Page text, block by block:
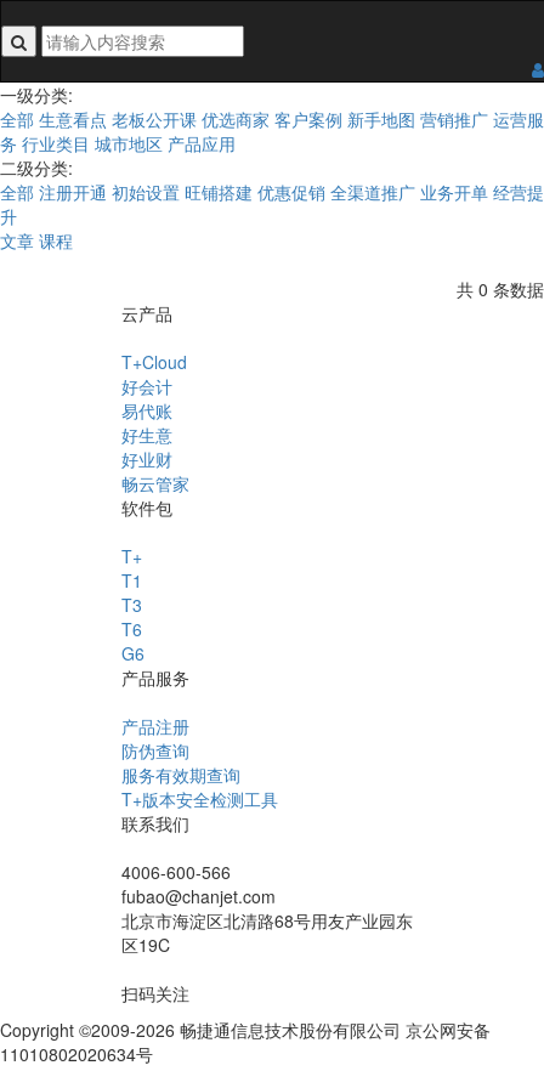
一级分类:
全部 生意看点 老板公开课 优选商家 客户案例 新手地图 营销推广 运营服
务 行业类目 城市地区 产品应用
二级分类:
全部 注册开通 初始设置 旺铺搭建 优惠促销 全渠道推广 业务开单 经营提
升
文章 课程
共 0 条数据
云产品
T+Cloud
好会计
易代账
好生意
好业财
畅云管家
软件包
T+
T1
T3
T6
G6
产品服务
产品注册
防伪查询
服务有效期查询
T+版本安全检测工具
联系我们
4006-600-566
fubao@chanjet.com
北京市海淀区北清路68号用友产业园东
区19C
扫码关注
Copyright ©2009-2026 畅捷通信息技术股份有限公司 京公网安备
11010802020634号